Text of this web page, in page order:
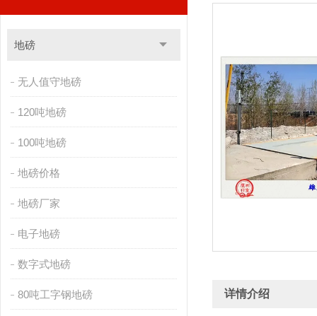
地磅
无人值守地磅
120吨地磅
100吨地磅
地磅价格
地磅厂家
电子地磅
数字式地磅
80吨工字钢地磅 详情介绍